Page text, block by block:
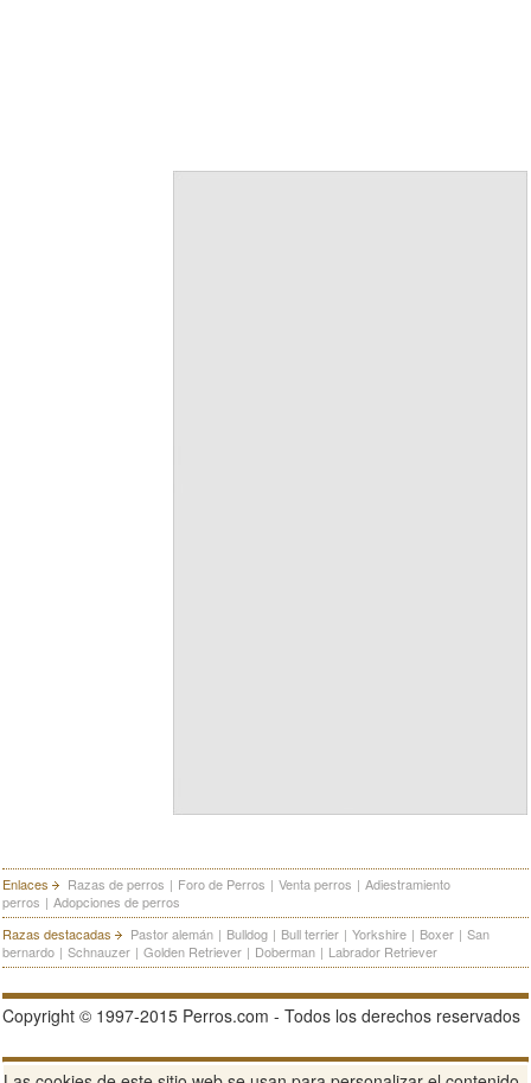
Enlaces Razas de perros | Foro de Perros | Venta perros | Adiestramiento
perros | Adopciones de perros
Razas destacadas
Pastor alemán | Bulldog | Bull terrier | Yorkshire | Boxer | San
bernardo | Schnauzer | Golden Retriever | Doberman | Labrador Retriever
Copyright © 1997-2015 Perros.com - Todos los derechos reservados